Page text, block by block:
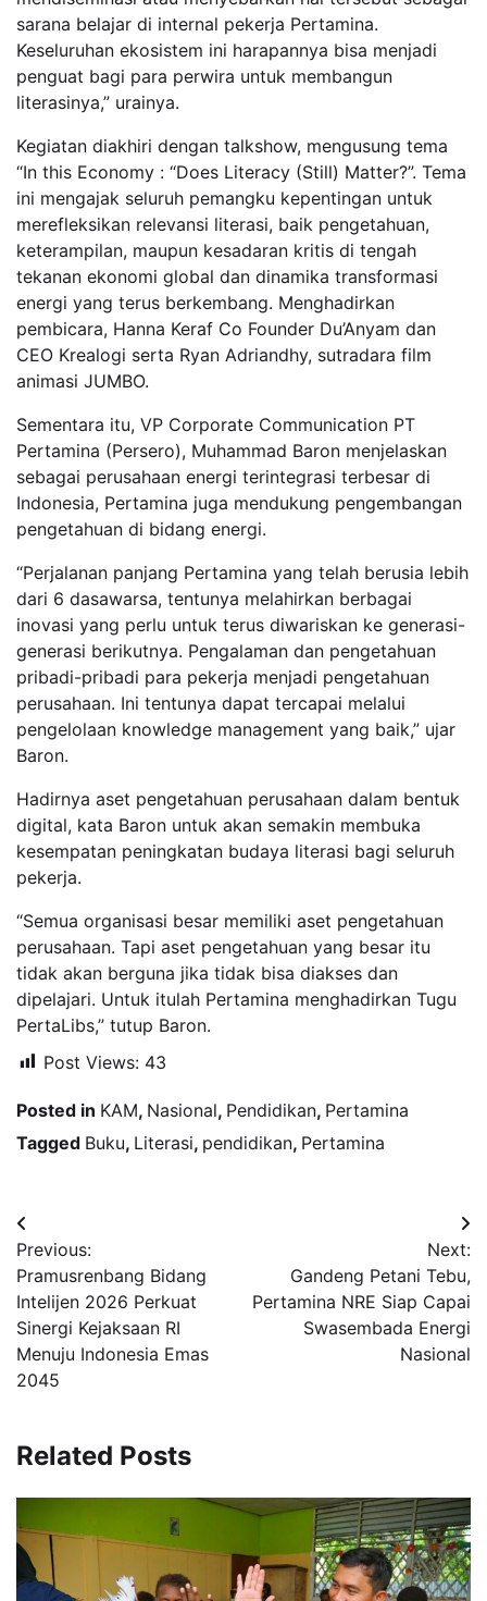
sarana belajar di internal pekerja Pertamina.
Keseluruhan ekosistem ini harapannya bisa menjadi
penguat bagi para perwira untuk membangun
literasinya,” urainya.
Kegiatan diakhiri dengan talkshow, mengusung tema
“In this Economy : “Does Literacy (Still) Matter?”. Tema
ini mengajak seluruh pemangku kepentingan untuk
merefleksikan relevansi literasi, baik pengetahuan,
keterampilan, maupun kesadaran kritis di tengah
tekanan ekonomi global dan dinamika transformasi
energi yang terus berkembang. Menghadirkan
pembicara, Hanna Keraf Co Founder Du’Anyam dan
CEO Krealogi serta Ryan Adriandhy, sutradara film
animasi JUMBO.
Sementara itu, VP Corporate Communication PT
Pertamina (Persero), Muhammad Baron menjelaskan
sebagai perusahaan energi terintegrasi terbesar di
Indonesia, Pertamina juga mendukung pengembangan
pengetahuan di bidang energi.
“Perjalanan panjang Pertamina yang telah berusia lebih
dari 6 dasawarsa, tentunya melahirkan berbagai
inovasi yang perlu untuk terus diwariskan ke generasi-
generasi berikutnya. Pengalaman dan pengetahuan
pribadi-pribadi para pekerja menjadi pengetahuan
perusahaan. Ini tentunya dapat tercapai melalui
pengelolaan knowledge management yang baik,” ujar
Baron.
Hadirnya aset pengetahuan perusahaan dalam bentuk
digital, kata Baron untuk akan semakin membuka
kesempatan peningkatan budaya literasi bagi seluruh
pekerja.
“Semua organisasi besar memiliki aset pengetahuan
perusahaan. Tapi aset pengetahuan yang besar itu
tidak akan berguna jika tidak bisa diakses dan
dipelajari. Untuk itulah Pertamina menghadirkan Tugu
PertaLibs,” tutup Baron.
Post Views: 43
Posted in KAM, Nasional, Pendidikan, Pertamina
Tagged Buku, Literasi, pendidikan, Pertamina
Navigasi
pos
Previous:
Pramusrenbang Bidang
Intelijen 2026 Perkuat
Sinergi Kejaksaan RI
Menuju Indonesia Emas
2045
Next:
Gandeng Petani Tebu,
Pertamina NRE Siap Capai
Swasembada Energi
Nasional
Related Posts